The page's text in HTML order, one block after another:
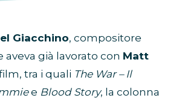
Giacchino, compositore
già lavorato con Matt
tra i quali The War – Il
e Blood Story, la colonna